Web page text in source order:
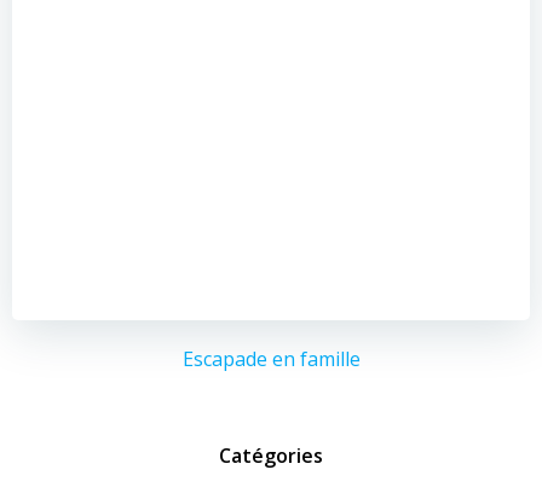
Escapade en famille
Catégories